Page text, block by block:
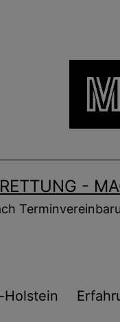
-
Holstein